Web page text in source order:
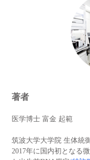
著者
医学博士 富金 起範
筑波大学大学院 生体統
2017年に国内初となる